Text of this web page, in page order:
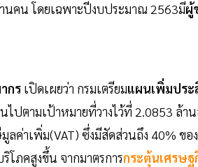
นคน โดยเฉพาะปีงบประมาณ 2563มีผู้
กร เปิดเผยว่า กรมเตรียมแผนเพิ่มปร
ไปตามเป้าหมายที่วางไว้ที่ 2.0853 ล้
ค่าเพิ่ม(VAT) ซึ่งมีสัดส่วนถึง 40% ขอ
โภคสูงขึ้น จากมาตรการกระตุ้นเศรษฐ